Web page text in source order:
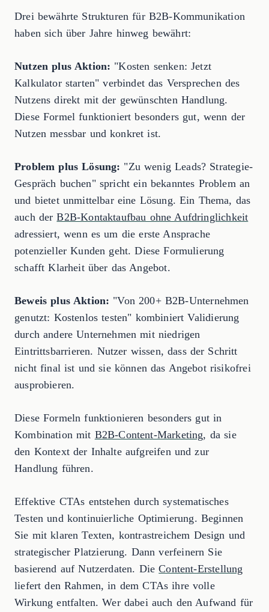
Drei bewährte Strukturen für B2B-Kommunikation
haben sich über Jahre hinweg bewährt:
Nutzen plus Aktion: "Kosten senken: Jetzt
Kalkulator starten" verbindet das Versprechen des
Nutzens direkt mit der gewünschten Handlung.
Diese Formel funktioniert besonders gut, wenn der
Nutzen messbar und konkret ist.
Problem plus Lösung: "Zu wenig Leads? Strategie-
Gespräch buchen" spricht ein bekanntes Problem an
und bietet unmittelbar eine Lösung. Ein Thema, das
auch derB2B-Kontaktaufbau ohne Aufdringlichkeit
adressiert, wenn es um die erste Ansprache
potenzieller Kunden geht. Diese Formulierung
schafft Klarheit über das Angebot.
Beweis plus Aktion: "Von 200+ B2B-Unternehmen
genutzt: Kostenlos testen" kombiniert Validierung
durch andere Unternehmen mit niedrigen
Eintrittsbarrieren. Nutzer wissen, dass der Schritt
nicht final ist und sie können das Angebot risikofrei
ausprobieren.
Diese Formeln funktionieren besonders gut in
Kombination mit B2B-Content-Marketing, da sie
den Kontext der Inhalte aufgreifen und zur
Handlung führen.
Effektive CTAs entstehen durch systematisches
Testen und kontinuierliche Optimierung. Beginnen
Sie mit klaren Texten, kontrastreichem Design und
strategischer Platzierung. Dann verfeinern Sie
basierend auf Nutzerdaten. DieContent-Erstellung
liefert den Rahmen, in dem CTAs ihre volle
Wirkung entfalten. Wer dabei auch den Aufwand für